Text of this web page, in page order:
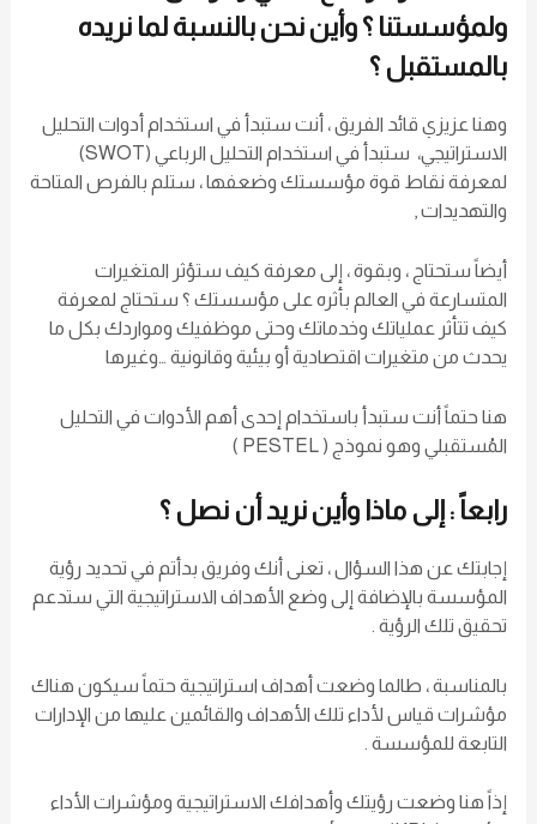
ولمؤسستنا ؟ وأين نحن بالنسبة لما نريده
بالمستقبل ؟
وهنا عزيزي قائد الفريق ، أنت ستبدأ في استخدام أدوات التحليل
الاستراتيجي، ستبدأ في استخدام التحليل الرباعي (SWOT)
لمعرفة نقاط قوة مؤسستك وضعفها ، ستلم بالفرص المتاحة
والتهديدات ,
أيضاً ستحتاج ، وبقوة ، إلى معرفة كيف ستؤثر المتغيرات
المتسارعة في العالم بأثره على مؤسستك ؟ ستحتاج لمعرفة
كيف تتأثر عملياتك وخدماتك وحتى موظفيك ومواردك بكل ما
يحدث من متغيرات اقتصادية أو بيئية وقانونية …وغيرها
هنا حتماً أنت ستبدأ باستخدام إحدى أهم الأدوات في التحليل
المُستقبلي وهو نموذج ( PESTEL )
رابعاً : إلى ماذا وأين نريد أن نصل ؟
إجابتك عن هذا السؤال ، تعنى أنك وفريق بدأتم في تحديد رؤية
المؤسسة بالإضافة إلى وضع الأهداف الاستراتيجية التي ستدعم
تحقيق تلك الرؤية .
بالمناسبة ، طالما وضعت أهداف استراتيجية حتماً سيكون هناك
مؤشرات قياس لأداء تلك الأهداف والقائمين عليها من الإدارات
التابعة للمؤسسة .
إذاً هنا وضعت رؤيتك وأهدافك الاستراتيجية ومؤشرات الأداء